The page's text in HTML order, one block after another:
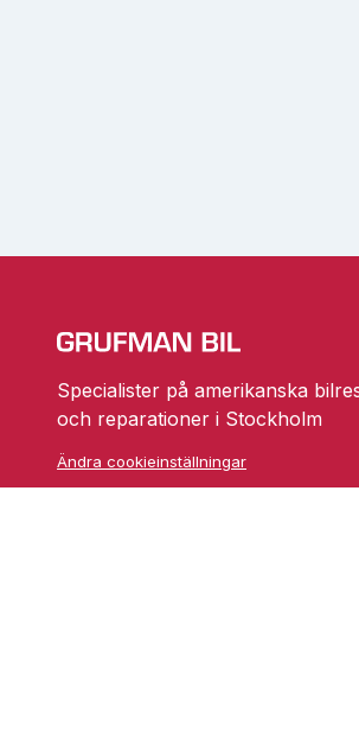
Specialister på amerikanska
och reparationer i Stockholm
Ändra cookieinställningar